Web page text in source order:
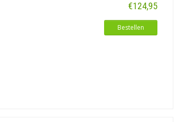
€124,95
Bestellen